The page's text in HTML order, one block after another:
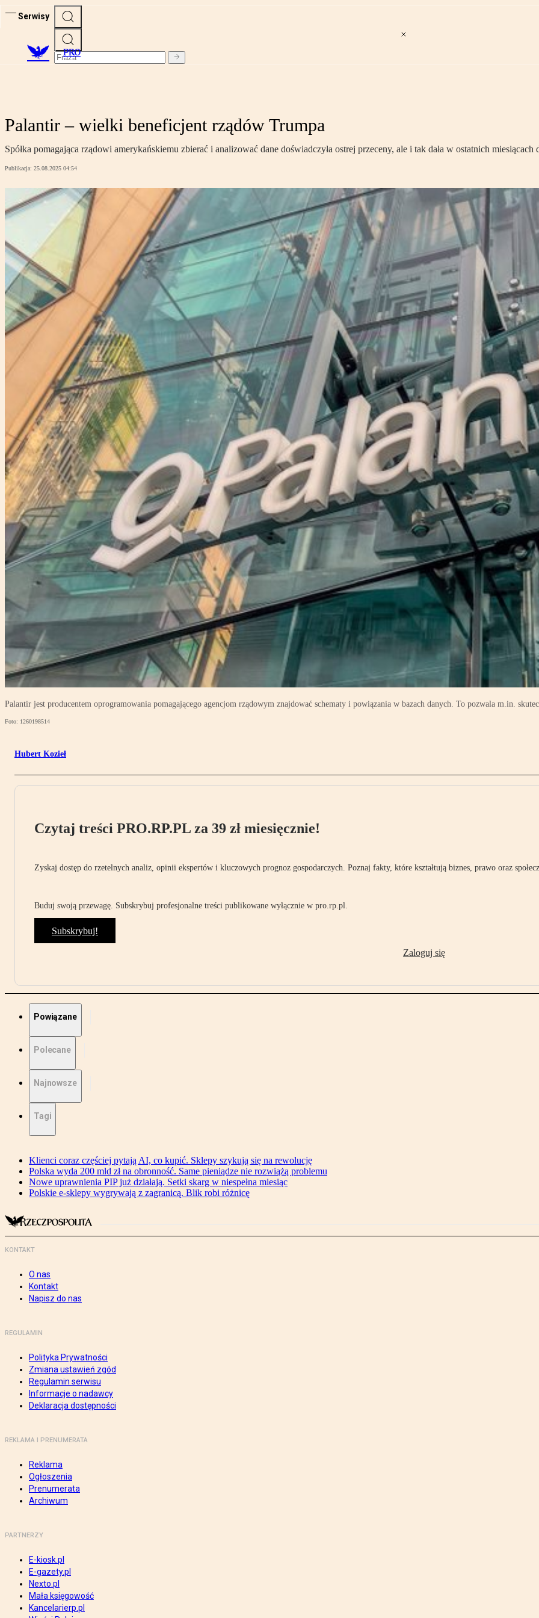
Serwisy
PRO
Palantir – wielki beneficjent rządów Trumpa
Spółka pomagająca rządowi amerykańskiemu zbierać i analizować dane doświadczyła ostrej przeceny, ale i tak dała w ostatnich
Publikacja: 25.08.2025 04:54
Palantir jest producentem oprogramowania pomagającego agencjom rządowym znajdować schematy i powiązania w bazach danych. To pozwala m.in.
Foto: 1260198514
Hubert Kozieł
Czytaj treści PRO.RP.PL za 39 zł miesięcznie!
Zyskaj dostęp do rzetelnych analiz, opinii ekspertów i kluczowych prognoz gospodarczych. Poznaj fakty, które kształtują biznes, prawo oraz
Buduj swoją przewagę. Subskrybuj profesjonalne treści publikowane wyłącznie w pro.rp.pl.
Subskrybuj!
Zaloguj się
Powiązane
Polecane
Najnowsze
Tagi
Klienci coraz częściej pytają AI, co kupić. Sklepy szykują się na rewolucję
Polska wyda 200 mld zł na obronność. Same pieniądze nie rozwiążą problemu
Nowe uprawnienia PIP już działają. Setki skarg w niespełna miesiąc
Polskie e-sklepy wygrywają z zagranicą. Blik robi różnicę
KONTAKT
O nas
Kontakt
Napisz do nas
REGULAMIN
Polityka Prywatności
Zmiana ustawień zgód
Regulamin serwisu
Informacje o nadawcy
Deklaracja dostępności
REKLAMA I PRENUMERATA
Reklama
Ogłoszenia
Prenumerata
Archiwum
PARTNERZY
E-kiosk.pl
E-gazety.pl
Nexto.pl
Mała księgowość
Kancelarierp.pl